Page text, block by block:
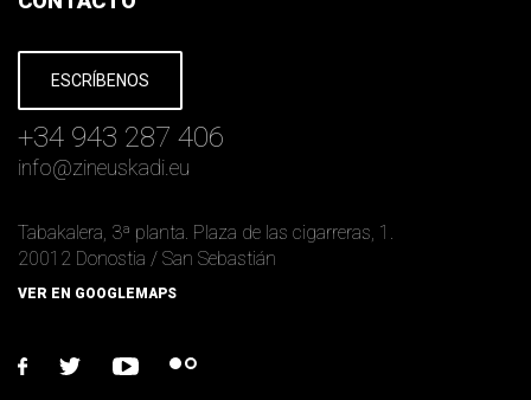
ESCRÍBENOS
+34 943 287 406
info@zineuskadi.eu
Tabakalera, 3ª planta. Plaza de las cigarreras, 1.
20012 Donostia / San Sebastián
VER EN GOOGLEMAPS
facebook
twitter youtubeflickr